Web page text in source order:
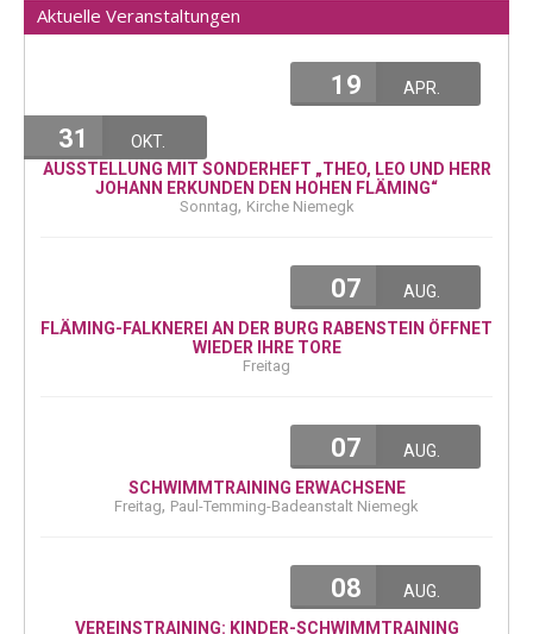
Aktuelle Veranstaltungen
19 APR.
31
OKT.
AUSSTELLUNG MIT SONDERHEFT „THEO, LEO UND HERR
JOHANN ERKUNDEN DEN HOHEN FLÄMING“
Sonntag, Kirche Niemegk
07
AUG.
FLÄMING-FALKNEREI AN DER BURG RABENSTEIN ÖFFNET
WIEDER IHRE TORE
Freitag
07
AUG.
SCHWIMMTRAINING ERWACHSENE
Freitag, Paul-Temming-Badeanstalt Niemegk
08
AUG.
VEREINSTRAINING: KINDER-SCHWIMMTRAINING